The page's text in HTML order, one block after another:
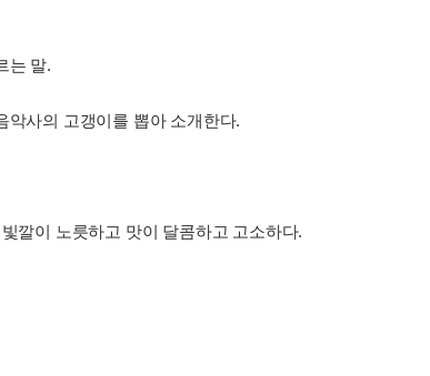
는 말.
사의 고갱이를 뽑아 소개한다.
깔이 노릇하고 맛이 달콤하고 고소하다.